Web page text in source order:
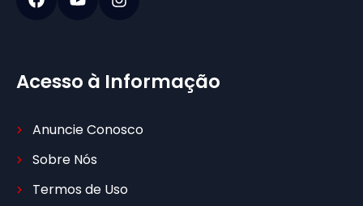
Acesso à Informação
Anuncie Conosco
Sobre Nós
Termos de Uso